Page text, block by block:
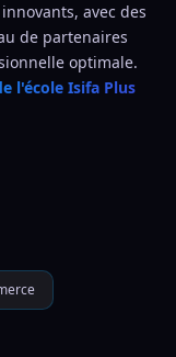
avec des
de partenaires
optimale.
l'école Isifa Plus